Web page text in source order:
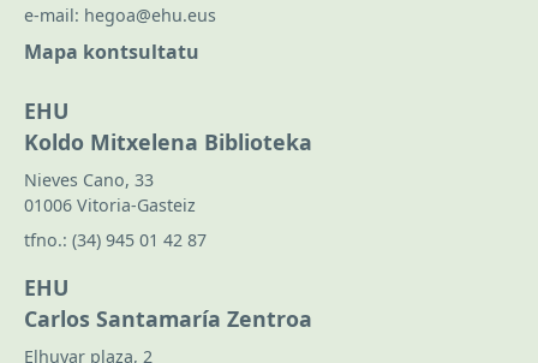
e-mail: hegoa@ehu.eus
Mapa kontsultatu
EHU
Koldo Mitxelena Biblioteka
Nieves Cano, 33
01006 Vitoria-Gasteiz
tfno.: (34) 945 01 42 87
EHU
Carlos Santamaría Zentroa
Elhuyar plaza, 2